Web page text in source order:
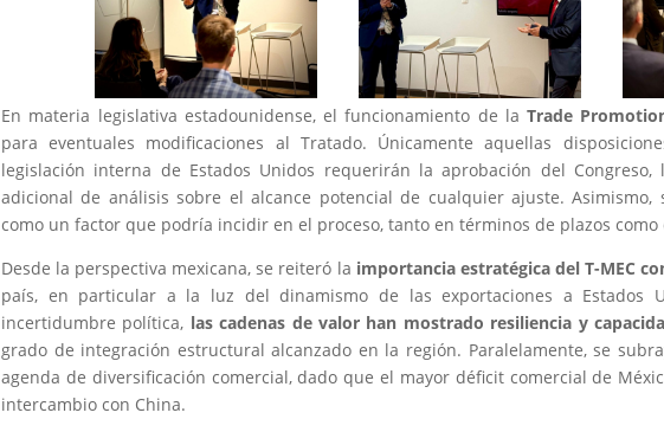
En materia legislativa estadounidense, el funcionamiento de laTrade
para eventuales modificaciones al Tratado. Únicamente aquellas
legislación interna de Estados Unidos requerirán la aprobación del
adicional de análisis sobre el alcance potencial de cualquier ajuste.
como un factor que podría incidir en el proceso, tanto en términos de plazos
Desde la perspectiva mexicana, se reiteró la importancia estratégica del T-MEC
país, en particular a la luz del dinamismo de las exportaciones a Estados
incertidumbre política, las cadenas de valor han mostrado resiliencia y
grado de integración estructural alcanzado en la región. Paralelamente, se
agenda de diversificación comercial, dado que el mayor déficit comercial de
intercambio con China.